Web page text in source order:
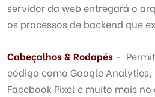
servidor da web entregará o
os processos de backend que
Cabeçalhos & Rodapés -
código como Google Analytics,
Facebook Pixel e muito mais